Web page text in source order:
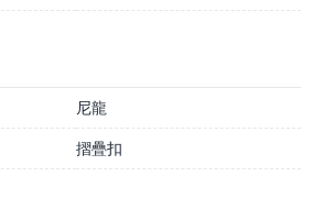
尼龍
摺疊扣